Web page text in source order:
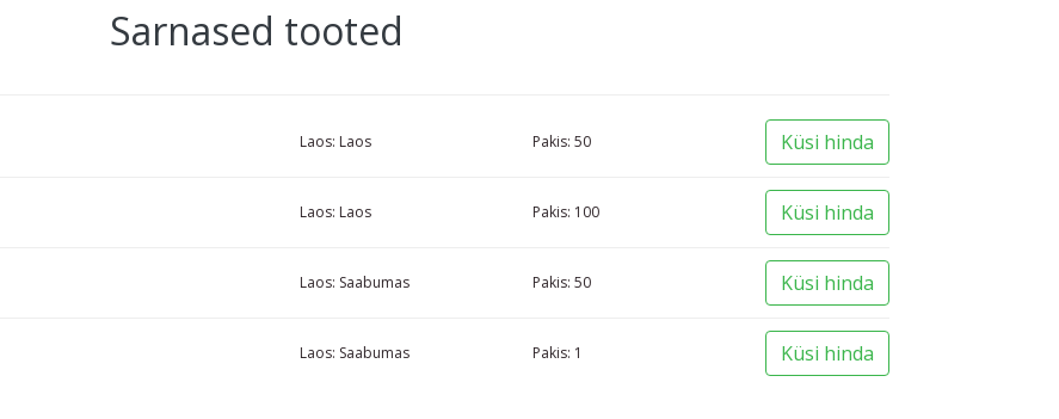
Sarnased tooted
Laos: Laos Pakis: 50 Küsi hinda
Laos: Laos Pakis: 100 Küsi hinda
Laos: Saabumas Pakis: 50 Küsi hinda
Laos: Saabumas Pakis: 1 Küsi hinda